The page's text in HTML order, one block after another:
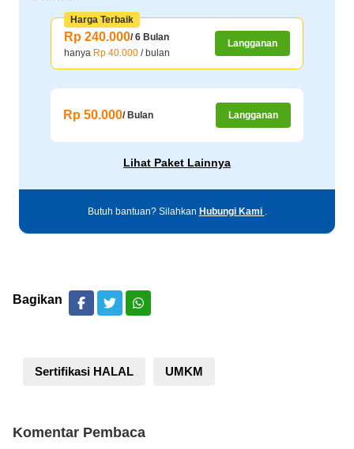
Rp 240.000/ 6 Bulan
hanya Rp 40.000 / bulan
Langganan
Harga Terbaik
Rp 50.000/ Bulan Langganan
Lihat Paket Lainnya
Butuh bantuan? Silahkan Hubungi Kami .
Bagikan
Sertifikasi HALAL UMKM
Komentar Pembaca